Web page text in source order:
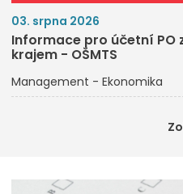
03. srpna 2026
Informace pro účetní PO
krajem - OŠMTS
Management - Ekonomika